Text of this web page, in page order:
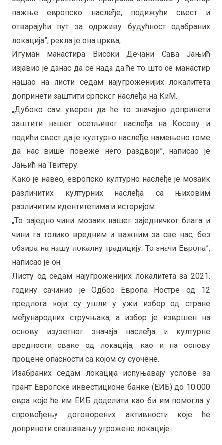
пажње европско наслеђе, подижући свест и
отварајући пут за одрживу будућност одабраних
локација”, рекла је она.црква,
Игуман манастира Високи Дечани Сава Јањић
изјавио је данас да се нада да ће то што се манастир
нашао на листи седам најугроженијих локалитета
допринети заштити српског наслеђа на КиМ.
„Дубоко сам уверен да ће то значајно допринети
заштити нашег осетљивог наслеђа на Косову и
подићи свест да је културно наслеђе намењено томе
да нас више повеже него раздвоји”, написао је
Јањић на Твитеру.
Како је навео, европско културно наслеђе је мозаик
различитих културних наслеђа са њиховим
различитим идентитетима и историјом.
„То заједно чини мозаик нашег заједничког блага и
чини га толико вредним и важним за све нас, без
обзира на нашу локалну традицију. То значи Европа”,
написао је он.
Листу од седам најугроженијих локалитета за 2021.
годину сачинио је Одбор Европа Ностре од 12
предлога који су ушли у ужи избор од стране
међународних стручњака, а избор је извршен на
основу изузетног значаја наслеђа и културне
вредности сваке од локација, као и на основу
процене опасности са којом су суочене.
Изабраних седам локација испуњавају услове за
грант Европске инвестиционе банке (ЕИБ) до 10.000
евра које ће им ЕИБ доделити као би им помогла у
спровођењу договорених активности које ће
допринети спашавању угрожене локације.